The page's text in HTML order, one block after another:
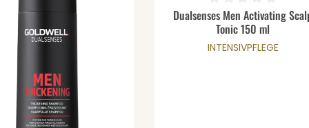
Wert ein oder benutze
Produkt
Durchschnittliche
Dualsenses Men Activating
Tonic 150 ml
INTENSIVPFLEGE